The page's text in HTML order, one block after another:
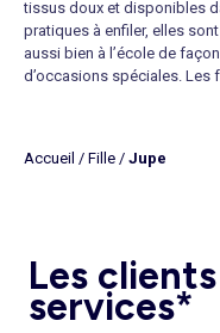
tissus doux et disponibles
pratiques à enfiler, elles
aussi bien à l’école de
d’occasions spéciales. Les
pas finaliser vos achats tout
en magasin. Le bonheur
Dans des tailles allant de 3
desjupes pour fillespour
cherchent des options
Accueil / Fille / Jupe
Les
services*